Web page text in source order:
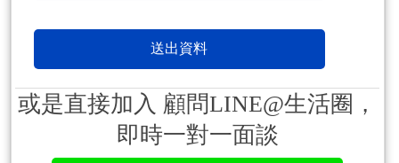
或是直接加入 顧問LINE@生活圈，
即時一對一面談